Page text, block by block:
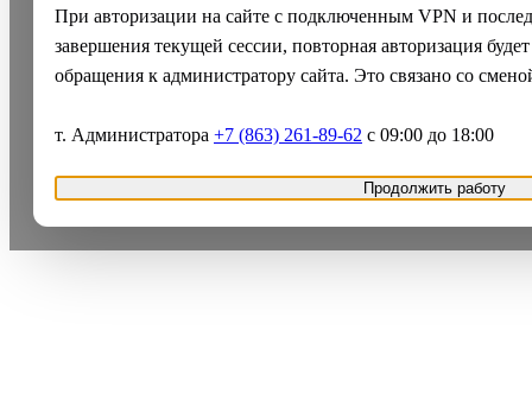
При авторизации на сайте с подключенным VPN и
завершения текущей сессии, повторная авторизация
обращения к администратору сайта. Это связано со
т. Администратора +7 (863) 261-89-62 с 09:00 до 18:00
Продолжить работу